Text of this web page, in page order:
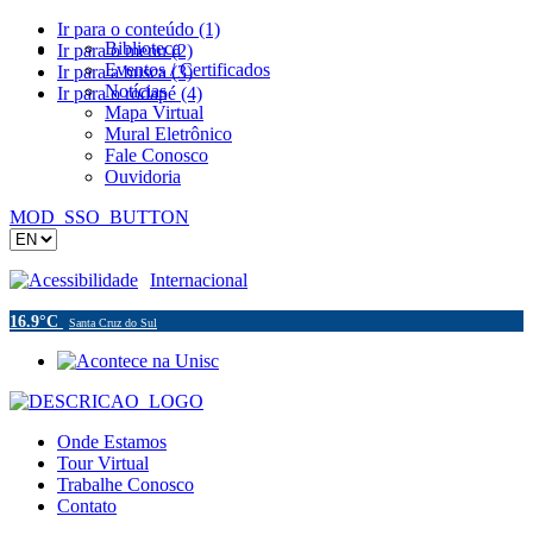
Ir para o conteúdo (1)
Ir para o menu (2)
Ir para a busca (3)
Ir para o rodapé (4)
Biblioteca
Eventos / Certificados
Notícias
Mapa Virtual
Mural Eletrônico
Fale Conosco
Ouvidoria
MOD_SSO_BUTTON
Acessibilidade Internacional
16.9°C Santa Cruz do Sul
Onde Estamos
Tour Virtual
Trabalhe Conosco
Contato